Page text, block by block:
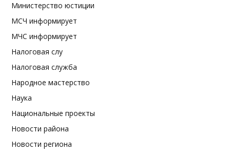
Министерство юстиции
МСЧ информирует
МЧС информирует
Налоговая слу
Налоговая служба
Народное мастерство
Наука
Национальные проекты
Новости района
Новости региона